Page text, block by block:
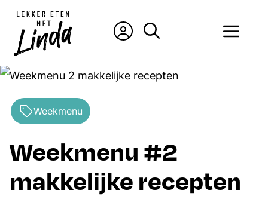
naar
inhoud
Weekmenu
Weekmenu #2
makkelijke recepten